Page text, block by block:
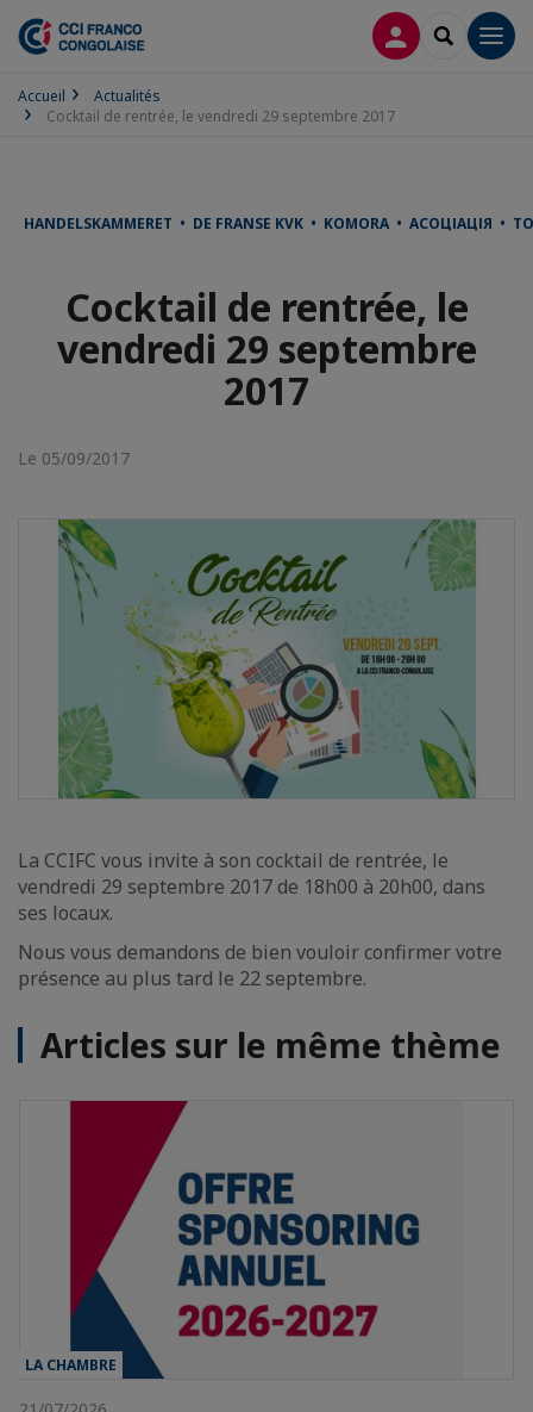
CONNEXION
Accueil
Actualités
Cocktail de rentrée, le vendredi 29 septembre 2017
HANDELSKAMMERET • DE FRANSE KVK • KOMORA • АСОЦІАЦІЯ
Cocktail de rentrée, le
vendredi 29 septembre
2017
Le 05/09/2017
La CCIFC vous invite à son cocktail de rentrée, le
vendredi 29 septembre 2017 de 18h00 à 20h00, dans
ses locaux.
Nous vous demandons de bien vouloir confirmer votre
présence au plus tard le 22 septembre.
Articles sur le même thème
LA CHAMBRE